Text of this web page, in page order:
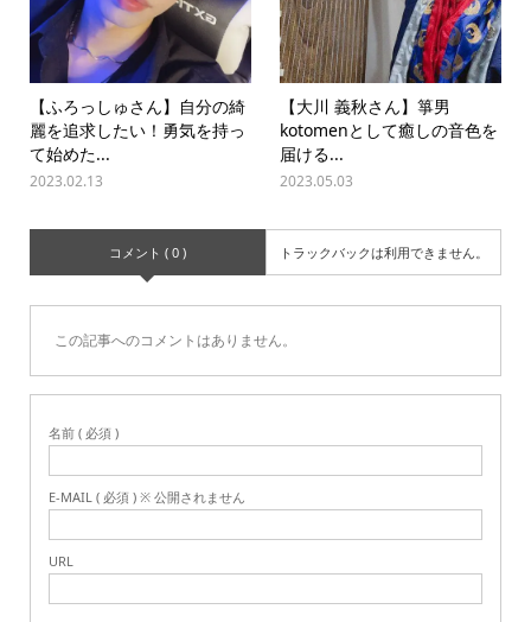
【ふろっしゅさん】自分の綺
麗を追求したい！勇気を持っ
て始めた...
2023.02.13
【大川 義秋さん】箏男
kotomenとして癒しの音色を
届ける...
2023.05.03
コメント ( 0 ) トラックバックは利用できません。
この記事へのコメントはありません。
名前 ( 必須 )
E-MAIL ( 必須 ) ※ 公開されません
URL